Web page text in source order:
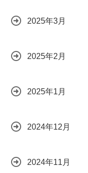
2025年3月
2025年2月
2025年1月
2024年12月
2024年11月